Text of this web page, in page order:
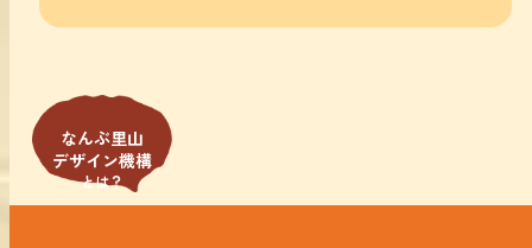
なんぶ里山
デザイン機構
とは？